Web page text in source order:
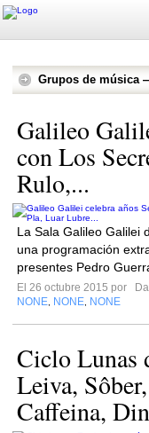
Grupos de música
Galileo
con Los
Rulo,...
La Sala Galileo Galilei
una programación
presentes Pedro
El 26 octubre 2015 por
NONE NONE NONE
Ciclo Lunas
Leiva,
Caffeina,